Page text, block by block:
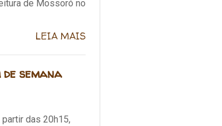
de Mossoró no
LEIA MAIS
semana
das 20h15,